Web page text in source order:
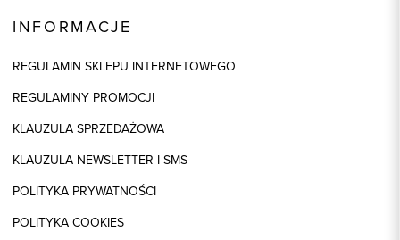
INFORMACJE
REGULAMIN SKLEPU INTERNETOWEGO
REGULAMINY PROMOCJI
KLAUZULA SPRZEDAŻOWA
KLAUZULA NEWSLETTER I SMS
POLITYKA PRYWATNOŚCI
POLITYKA COOKIES